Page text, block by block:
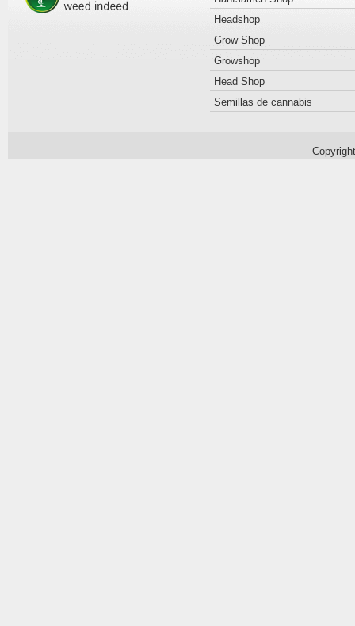
Headshop
Grow Shop
Growshop
Head Shop
Semillas de cannabis